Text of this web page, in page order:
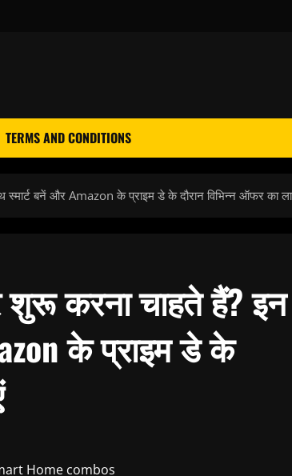
TERMS AND CONDITIONS
बनें और Amazon के प्राइम डे के दौरान विभिन्न ऑफर का
शुरू करना चाहते हैं? इन
के प्राइम डे के